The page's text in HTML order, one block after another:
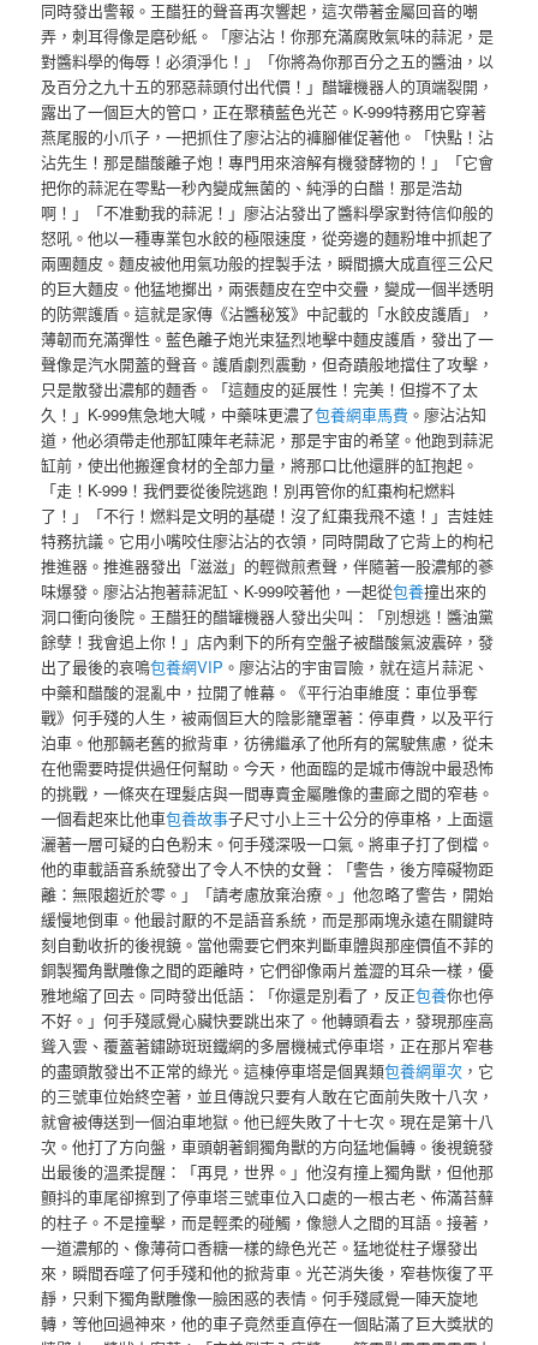
同時發出警報。王醋狂的聲音再次響起，這次帶著金屬回音的嘲
弄，刺耳得像是磨砂紙。「廖沾沾！你那充滿腐敗氣味的蒜泥，是
對醬料學的侮辱！必須淨化！」「你將為你那百分之五的醬油，以
及百分之九十五的邪惡蒜頭付出代價！」醋罐機器人的頂端裂開，
露出了一個巨大的管口，正在聚積藍色光芒。K-999特務用它穿著
燕尾服的小爪子，一把抓住了廖沾沾的褲腳催促著他。「快點！沾
沾先生！那是醋酸離子炮！專門用來溶解有機發酵物的！」「它會
把你的蒜泥在零點一秒內變成無菌的、純淨的白醋！那是浩劫
啊！」「不准動我的蒜泥！」廖沾沾發出了醬料學家對待信仰般的
怒吼。他以一種專業包水餃的極限速度，從旁邊的麵粉堆中抓起了
兩團麵皮。麵皮被他用氣功般的捏製手法，瞬間擴大成直徑三公尺
的巨大麵皮。他猛地擲出，兩張麵皮在空中交疊，變成一個半透明
的防禦護盾。這就是家傳《沾醬秘笈》中記載的「水餃皮護盾」，
薄韌而充滿彈性。藍色離子炮光束猛烈地擊中麵皮護盾，發出了一
聲像是汽水開蓋的聲音。護盾劇烈震動，但奇蹟般地擋住了攻擊，
只是散發出濃郁的麵香。「這麵皮的延展性！完美！但撐不了太
久！」K-999焦急地大喊，中藥味更濃了包養網車馬費 。廖沾沾知
道，他必須帶走他那缸陳年老蒜泥，那是宇宙的希望。他跑到蒜泥
缸前，使出他搬運食材的全部力量，將那口比他還胖的缸抱起。
「走！K-999！我們要從後院逃跑！別再管你的紅棗枸杞燃料
了！」「不行！燃料是文明的基礎！沒了紅棗我飛不遠！」吉娃娃
特務抗議。它用小嘴咬住廖沾沾的衣領，同時開啟了它背上的枸杞
推進器。推進器發出「滋滋」的輕微煎煮聲，伴隨著一股濃郁的蔘
味爆發。廖沾沾抱著蒜泥缸、K-999咬著他，一起從包養撞出來的
洞口衝向後院。王醋狂的醋罐機器人發出尖叫：「別想逃！醬油黨
餘孽！我會追上你！」店內剩下的所有空盤子被醋酸氣波震碎，發
出了最後的哀鳴包養網VIP 。廖沾沾的宇宙冒險，就在這片蒜泥、
中藥和醋酸的混亂中，拉開了帷幕。《平行泊車維度：車位爭奪
戰》何手殘的人生，被兩個巨大的陰影籠罩著：停車費，以及平行
泊車。他那輛老舊的掀背車，彷彿繼承了他所有的駕駛焦慮，從未
在他需要時提供過任何幫助。今天，他面臨的是城市傳說中最恐怖
的挑戰，一條夾在理髮店與一間專賣金屬雕像的畫廊之間的窄巷。
一個看起來比他車包養故事子尺寸小上三十公分的停車格，上面還
灑著一層可疑的白色粉末。何手殘深吸一口氣。將車子打了倒檔。
他的車載語音系統發出了令人不快的女聲：「警告，後方障礙物距
離：無限趨近於零。」「請考慮放棄治療。」他忽略了警告，開始
緩慢地倒車。他最討厭的不是語音系統，而是那兩塊永遠在關鍵時
刻自動收折的後視鏡。當他需要它們來判斷車體與那座價值不菲的
銅製獨角獸雕像之間的距離時，它們卻像兩片羞澀的耳朵一樣，優
雅地縮了回去。同時發出低語：「你還是別看了，反正包養你也停
不好。」何手殘感覺心臟快要跳出來了。他轉頭看去，發現那座高
聳入雲、覆蓋著鏽跡斑斑鐵網的多層機械式停車塔，正在那片窄巷
的盡頭散發出不正常的綠光。這棟停車塔是個異類包養網單次 ，它
的三號車位始終空著，並且傳說只要有人敢在它面前失敗十八次，
就會被傳送到一個泊車地獄。他已經失敗了十七次。現在是第十八
次。他打了方向盤，車頭朝著銅獨角獸的方向猛地偏轉。後視鏡發
出最後的溫柔提醒：「再見，世界。」他沒有撞上獨角獸，但他那
顫抖的車尾卻擦到了停車塔三號車位入口處的一根古老、佈滿苔蘚
的柱子。不是撞擊，而是輕柔的碰觸，像戀人之間的耳語。接著，
一道濃郁的、像薄荷口香糖一樣的綠色光芒。猛地從柱子爆發出
來，瞬間吞噬了何手殘和他的掀背車。光芒消失後，窄巷恢復了平
靜，只剩下獨角獸雕像一臉困惑的表情。何手殘感覺一陣天旋地
轉，等他回過神來，他的車子竟然垂直停在一個貼滿了巨大獎狀的